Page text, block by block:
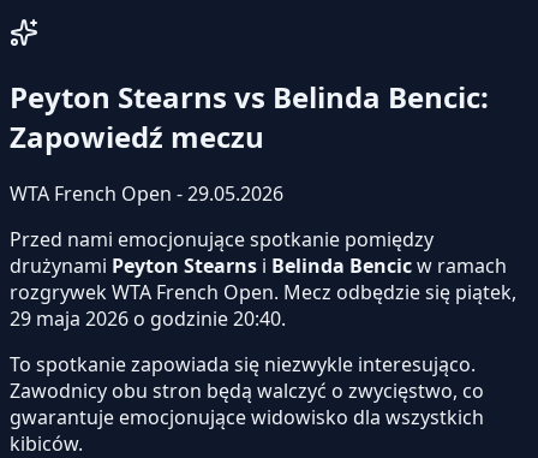
Peyton Stearns vs Belinda Bencic:
Zapowiedź meczu
WTA French Open - 29.05.2026
Przed nami emocjonujące spotkanie pomiędzy
drużynami Peyton Stearns i Belinda Bencicw ramach
rozgrywek WTA French Open. Mecz odbędzie się piątek,
29 maja 2026 o godzinie 20:40.
To spotkanie zapowiada się niezwykle interesująco.
Zawodnicy obu stron będą walczyć o zwycięstwo, co
gwarantuje emocjonujące widowisko dla wszystkich
kibiców.